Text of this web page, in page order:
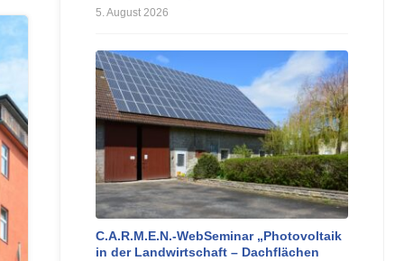
5. August 2026
C.A.R.M.E.N.-WebSeminar „Photovoltaik
in der Landwirtschaft – Dachflächen